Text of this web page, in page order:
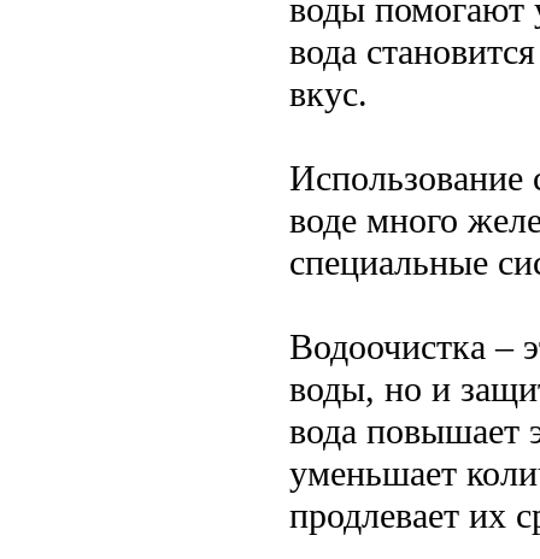
воды помогают
вода
вкус.
Использование
воде много
специальные
Водоочистка –
воды, но и
вода повышает
уменьшает
продлевает их